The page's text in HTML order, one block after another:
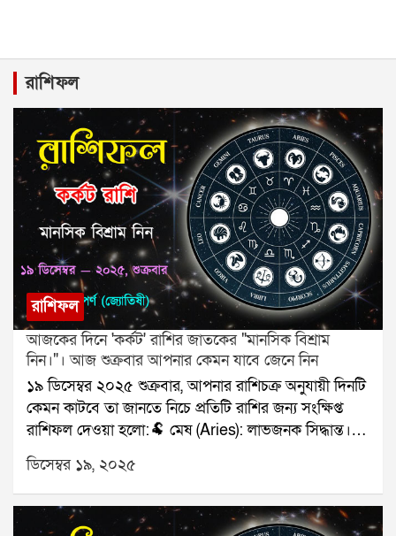
রাশিফল
রাশিফল
আজকের দিনে 'কর্কট' রাশির জাতকের "মানসিক বিশ্রাম
নিন।"। আজ শুক্রবার আপনার কেমন যাবে জেনে নিন
১৯ ডিসেম্বর ২০২৫ শুক্রবার, আপনার রাশিচক্র অনুযায়ী দিনটি
কেমন কাটবে তা জানতে নিচে প্রতিটি রাশির জন্য সংক্ষিপ্ত
রাশিফল দেওয়া হলো:🐏 মেষ (Aries): লাভজনক সিদ্ধান্ত।🐂
বৃষ (Taurus): পরিবারের মেলামেশা।👥 মিথুন (Gemini):
ব্যস্ততা বাড়বে।🦀 কর্কট (Cancer): মানসিক বিশ্রাম নিন।🦁
সিংহ (Leo): বাড়তি আয়।🌾 কন্যা (Virgo): সম্পর্ক খুশির।⚖️
তুলা (Libra): ট্রাভেল প্ল্যান স্থির।🦂 বৃশ্চিক (Scorpio): পাওনা
ডিসেম্বর ১৯, ২০২৫